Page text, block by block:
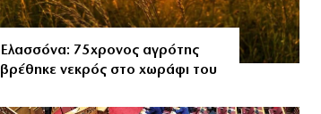
Ελασσόνα: 75χρονος αγρότης
βρέθηκε νεκρός στο χωράφι του